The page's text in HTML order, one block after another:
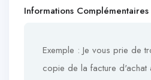
Informations Complémentaires